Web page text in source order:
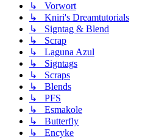
↳ Vorwort
↳ Kniri's Dreamtutorials
↳ Signtag & Blend
↳ Scrap
↳ Laguna Azul
↳ Signtags
↳ Scraps
↳ Blends
↳ PFS
↳ Esmakole
↳ Butterfly
↳ Encyke